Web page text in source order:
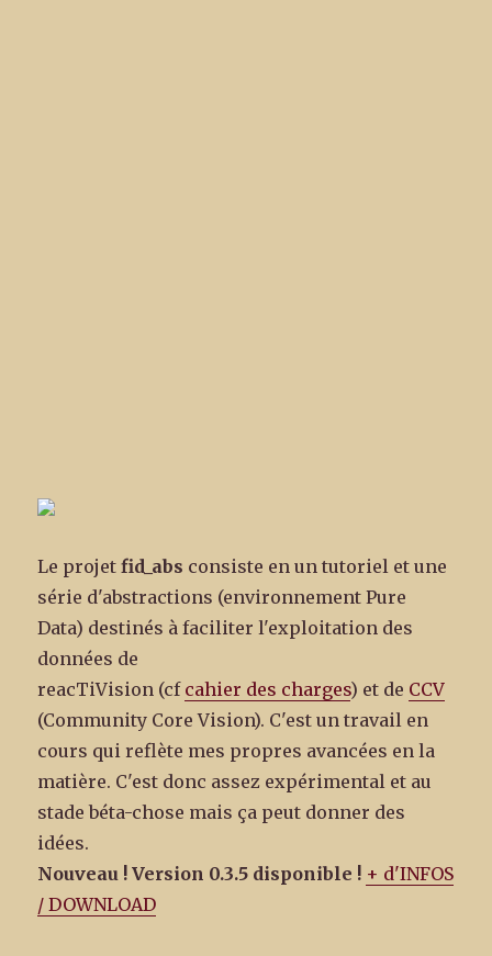
Le projetfid_abs consiste en un tutoriel et une
série d'abstractions (environnement Pure
Data) destinés à faciliter l'exploitation des
données de
reacTiVision (cf cahier des charges) et de CCV
(Community Core Vision). C'est un travail en
cours qui reflète mes propres avancées en la
matière. C'est donc assez expérimental et au
stade béta-chose mais ça peut donner des
idées.
Nouveau ! Version 0.3.5 disponible ! + d'INFOS
/ DOWNLOAD